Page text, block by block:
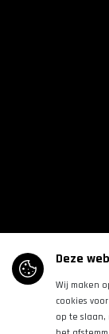
Deze
Wij maken
cookies
op te